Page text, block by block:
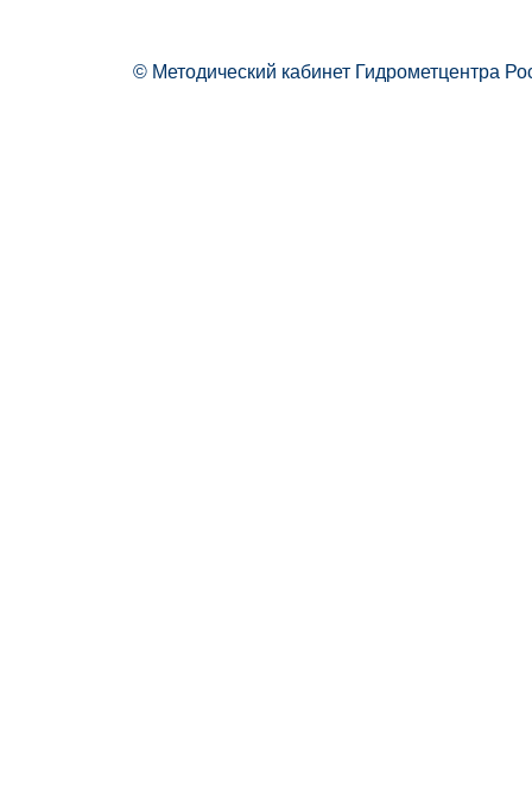
© Методический кабинет Гидрометцентра